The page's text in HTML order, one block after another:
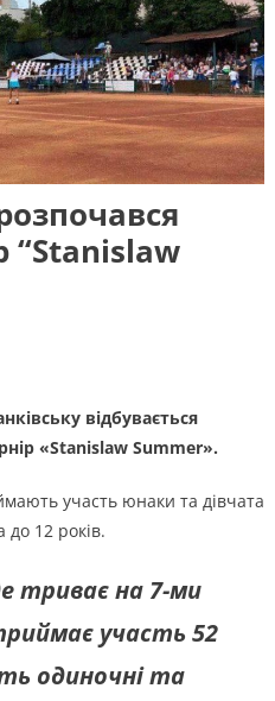
“Stanislaw
відбувається
«Stanislaw Summer».
участь юнаки та дівчата
до 12 років.
триває на 7-ми
участь 52
одиночні та